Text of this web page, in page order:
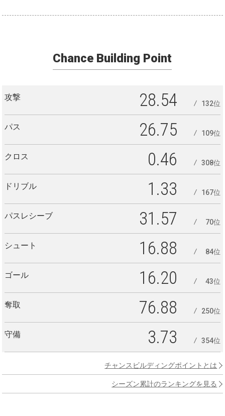
Chance Building Point
攻撃 28.54 132位
パス 26.75 109位
クロス 0.46 308位
ドリブル 1.33 167位
パスレシーブ 31.57 70位
シュート 16.88 84位
ゴール 16.20 43位
奪取 76.88 250位
守備 3.73 354位
チャンスビルディングポイントとは
シーズン累計のランキングを見る